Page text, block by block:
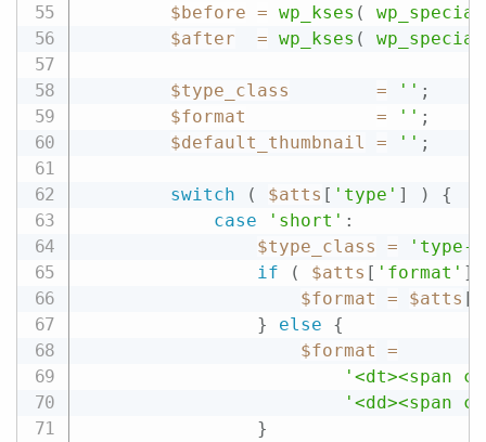
$before = wp_kses (
$after
= wp_kses (
$type_class = '' ;
$format
= '' ;
$default_thumbnail
= '' ;
switch ( $atts [ 'type' ] )
{
case
'short' :
$type_class
=
'type-
if
( $atts [ 'format' ]
$format
= $atts [
}
else
{
$format
=
'<dt><span
'<dd><span
}